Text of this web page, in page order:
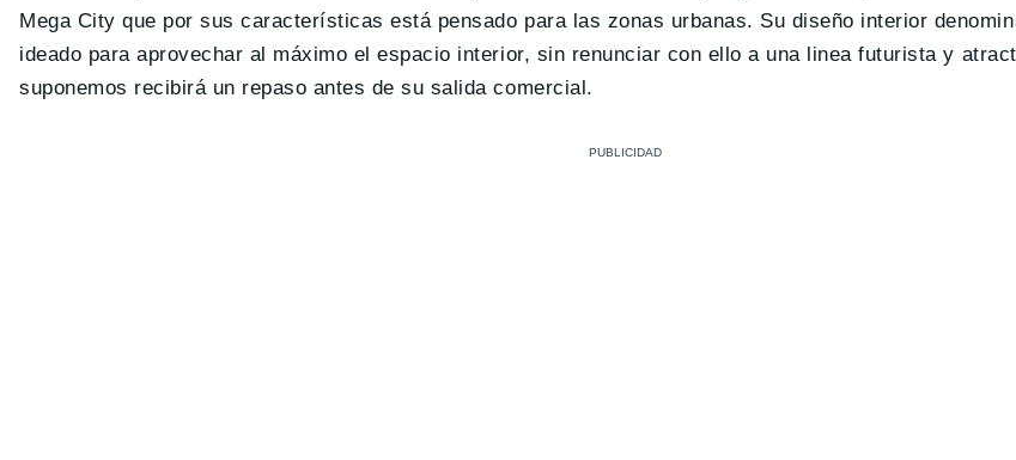
Mega City que por sus características está pensado para las zonas urbanas. Su diseño interior
ideado para aprovechar al máximo el espacio interior, sin renunciar con ello a una linea futurista y
suponemos recibirá un repaso antes de su salida comercial.